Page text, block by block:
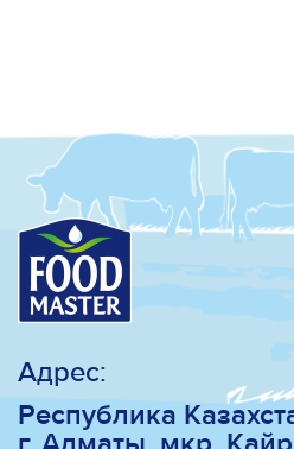
Адрес:
Республика